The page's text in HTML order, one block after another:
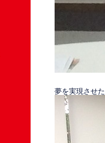
夢を実現させ